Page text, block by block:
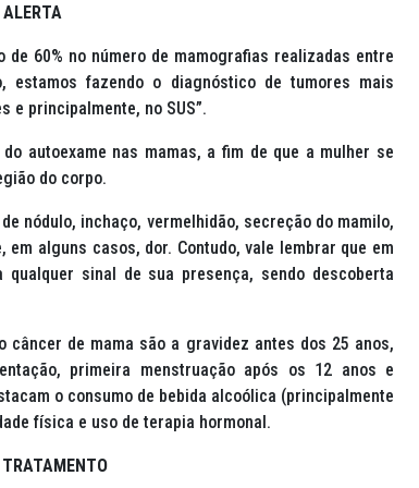
de 60% no número de mamografias realizadas entre
estamos fazendo o diagnóstico de tumores mais
e principalmente, no SUS”.
autoexame nas mamas, a fim de que a mulher se
do corpo.
nódulo, inchaço, vermelhidão, secreção do mamilo,
alguns casos, dor. Contudo, vale lembrar que em
sinal de sua presença, sendo descoberta
de mama são a gravidez antes dos 25 anos,
primeira menstruação após os 12 anos e
o consumo de bebida alcoólica (principalmente
física e uso de terapia hormonal.